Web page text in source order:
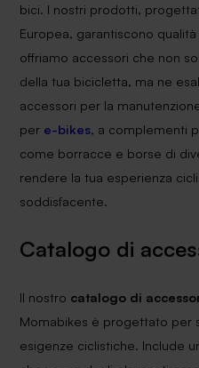
bici. I nostri prodotti,
Europea, garantiscono
offriamo accessori che non
della tua bicicletta, ma ne
accessori per la
per e-bikes, a complementi
come borracce e borse di
rendere la tua esperienza
soddisfacente.
Catalogo di
Il nostro catalogo di
Momabikes è progettato per
esigenze ciclistiche. Include